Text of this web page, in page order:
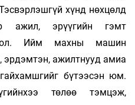
хүнд нөхцөлд
ажил, эрүүгийн гэмт
Ийм махны машин
эрдэмтэн, ажилтнууд амиа
бүтээсэн юм.
төлөө тэмцэж,